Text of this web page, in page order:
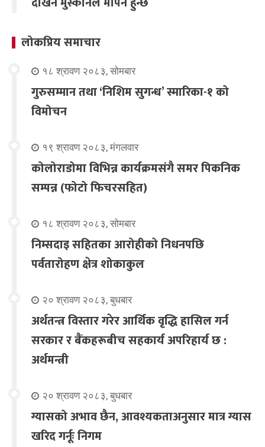
लोकप्रिय समाचार
१८ श्रावण २०८३, सोमबार
गुरुसम्मान तथा ‘निशिम सुगन्ध’ स्मारिका-१ को
विमोचन
१९ श्रावण २०८३, मंगलवार
कोलोराडोमा विभिन्न कार्यक्रमसंगै समर पिकनिक
सम्पन्न (फोटो फिचरसहित)
१८ श्रावण २०८३, सोमबार
निम्सदाइ सहितका आरोहीको निधनपछि
पर्वतारोहण क्षेत्र शोकाकुल
२० श्रावण २०८३, बुधबार
अर्थतन्त्र विस्तार गरेर आर्थिक वृद्धि हासिल गर्न
सरकार र बैंकहरूबीच सहकार्य अपरिहार्य छ :
अर्थमन्त्री
२० श्रावण २०८३, बुधबार
ग्यासको अभाव छैन, आवश्यकताअनुसार मात्र ग्यास
खरिद गर्नूः निगम